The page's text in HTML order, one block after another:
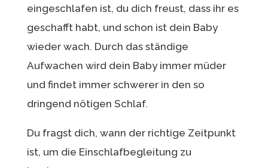
eingeschlafen ist, du dich freust, dass ihr es
geschafft habt, und schon ist dein Baby
wieder wach. Durch das ständige
Aufwachen wird dein Baby immer müder
und findet immer schwerer in den so
dringend nötigen Schlaf.
Du fragst dich, wann der richtige Zeitpunkt
ist, um die Einschlafbegleitung zu